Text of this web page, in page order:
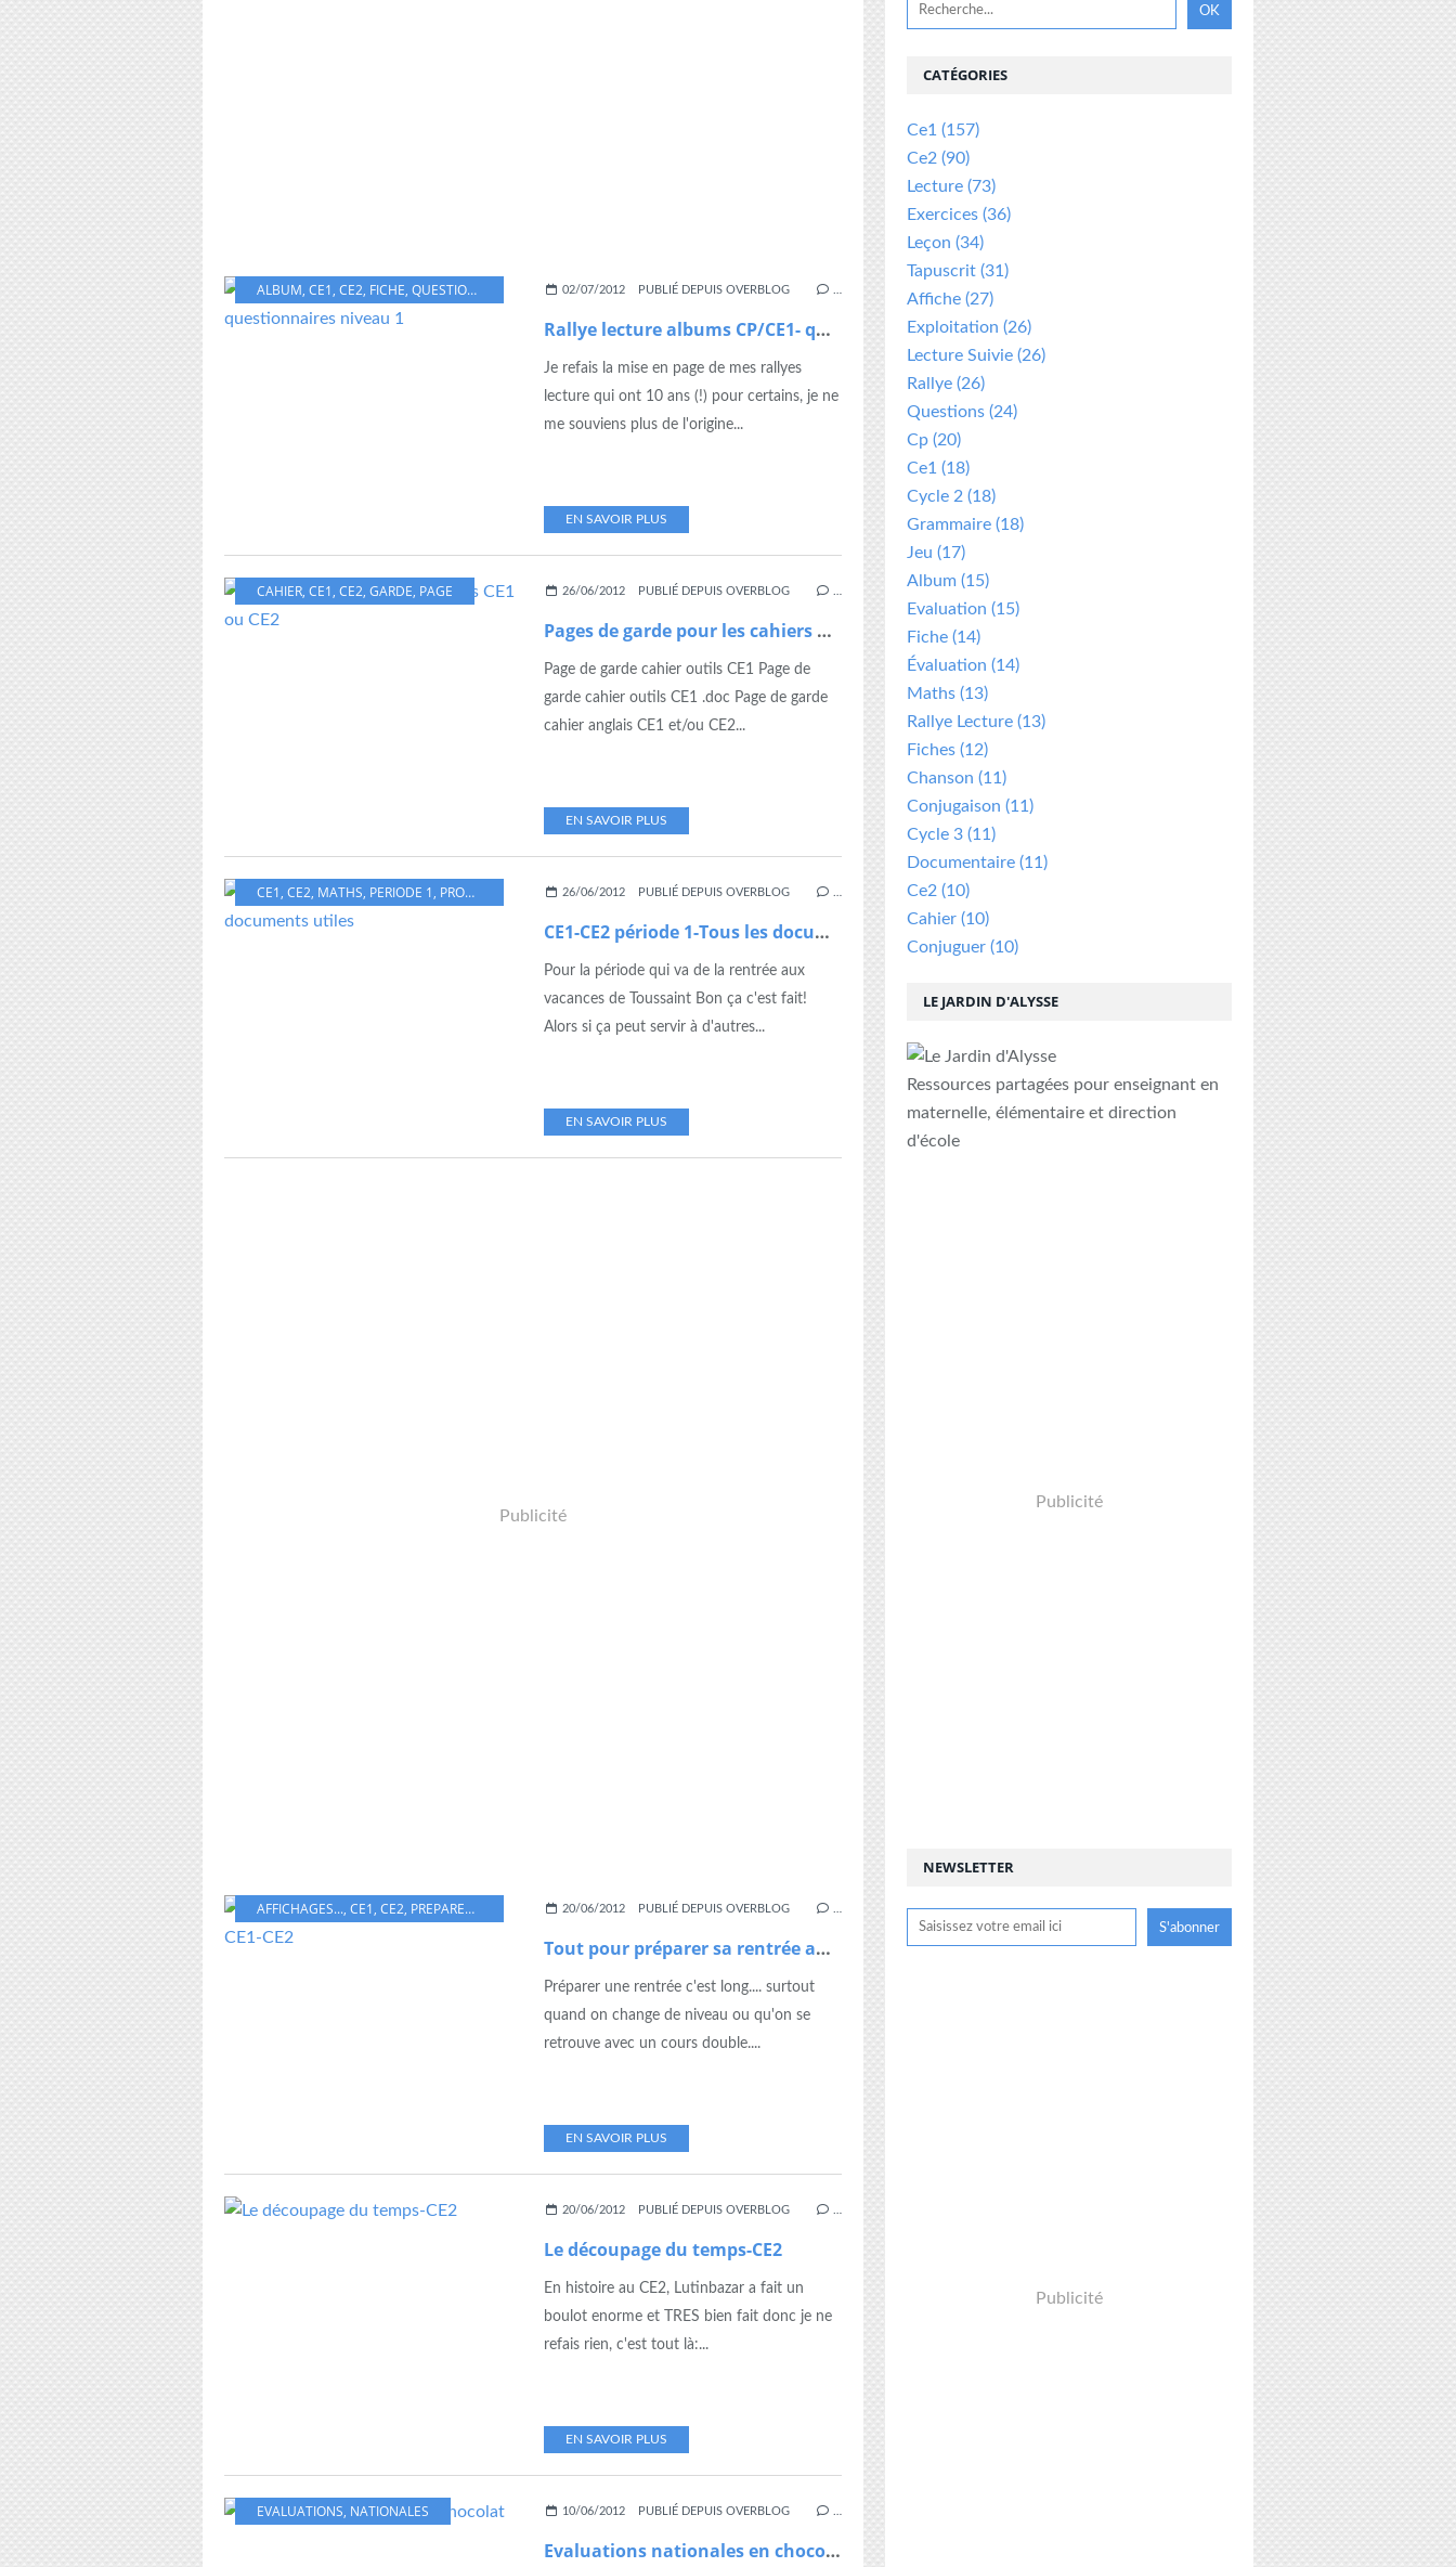
ALBUM, CE1, CE2, FICHE, QUESTIONNAIRE RALLYE,RALLYE LECTURE
02/07/2012 PUBLIÉ DEPUIS OVERBLOG
Rallye lecture albums CP/CE1- questionnaires niveau 1
Je refais la mise en page de mes rallyes
lecture qui ont 10 ans (!) pour certains, je ne
me souviens plus de l'origine...
EN SAVOIR PLUS
CAHIER, CE1, CE2, GARDE, PAGE 26/06/2012 PUBLIÉ DEPUIS OVERBLOG
Pages de garde pour les cahiers CE1 ou CE2
Page de garde cahier outils CE1 Page de
garde cahier outils CE1 .doc Page de garde
cahier anglais CE1 et/ou CE2...
EN SAVOIR PLUS
CE1, CE2, MATHS, PERIODE 1, PROGRESSION 26/06/2012 PUBLIÉ DEPUIS OVERBLOG
CE1-CE2 période 1-Tous les documents utiles
Pour la période qui va de la rentrée aux
vacances de Toussaint Bon ça c'est fait!
Alors si ça peut servir à d'autres...
EN SAVOIR PLUS
Publicité
AFFICHAGES..., CE1, CE2, PREPARER , PROGRESSION,RENTREE
20/06/2012 PUBLIÉ DEPUIS OVERBLOG
Tout pour préparer sa rentrée au CE1-CE2
Préparer une rentrée c'est long.... surtout
quand on change de niveau ou qu'on se
retrouve avec un cours double....
EN SAVOIR PLUS
20/06/2012 PUBLIÉ DEPUIS OVERBLOG
Le découpage du temps-CE2
En histoire au CE2, Lutinbazar a fait un
boulot enorme et TRES bien fait donc je ne
refais rien, c'est tout là:...
EN SAVOIR PLUS
EVALUATIONS, NATIONALES 10/06/2012 PUBLIÉ DEPUIS OVERBLOG
Evaluations nationales en chocolat
NEWSLETTER
LE JARDIN D'ALYSSE
Ressources partagées pour enseignant en
maternelle, élémentaire et direction
d'école
Publicité
CATÉGORIES
Ce1 (157)
Ce2 (90)
Lecture (73)
Exercices (36)
Leçon (34)
Tapuscrit (31)
Affiche (27)
Exploitation (26)
Lecture Suivie (26)
Rallye (26)
Questions (24)
Cp (20)
Ce1 (18)
Cycle 2 (18)
Grammaire (18)
Jeu (17)
Album (15)
Evaluation (15)
Fiche (14)
Évaluation (14)
Maths (13)
Rallye Lecture (13)
Fiches (12)
Chanson (11)
Conjugaison (11)
Cycle 3 (11)
Documentaire (11)
Ce2 (10)
Cahier (10)
Conjuguer (10)
Publicité